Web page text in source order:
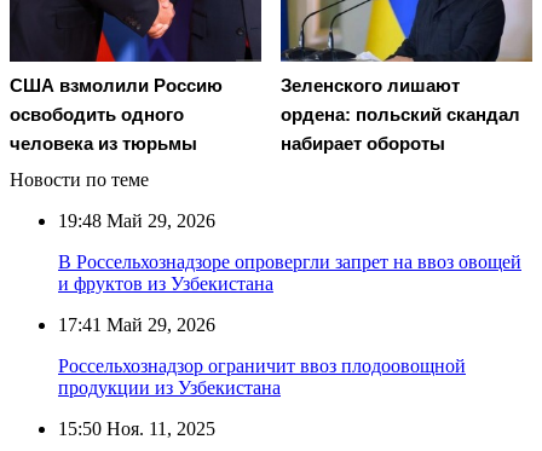
США взмолили Россию
освободить одного
человека из тюрьмы
Зеленского лишают
ордена: польский скандал
набирает обороты
Новости по теме
19:48 Май 29, 2026
В Россельхознадзоре опровергли запрет на ввоз овощей
и фруктов из Узбекистана
17:41 Май 29, 2026
Россельхознадзор ограничит ввоз плодоовощной
продукции из Узбекистана
15:50 Ноя. 11, 2025